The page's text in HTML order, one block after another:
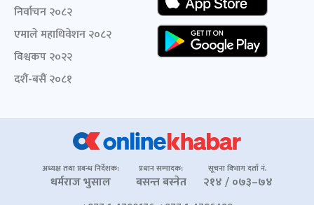
निर्वाचन २०८२
एमाले महाधिवेशन २०८२
विश्वकप २०२२
दशैं-बसैं २०८१
अध्यक्ष तथा प्रबन्ध निर्देशक:
धर्मराज भुसाल
प्रधान सम्पादक:
बसन्त बस्नेत
सूचना विभाग दर्ता नं.
२१४ / ०७३–७४